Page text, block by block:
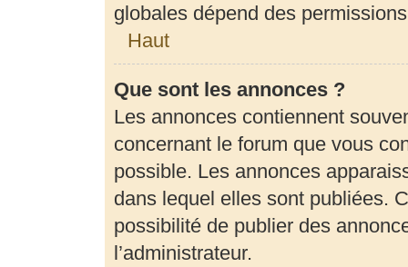
globales dépend des
Haut
Que sont les annonces ?
Les annonces contiennent
concernant le forum que vous
possible. Les annonces
dans lequel elles sont publiées.
possibilité de publier des
l’administrateur.